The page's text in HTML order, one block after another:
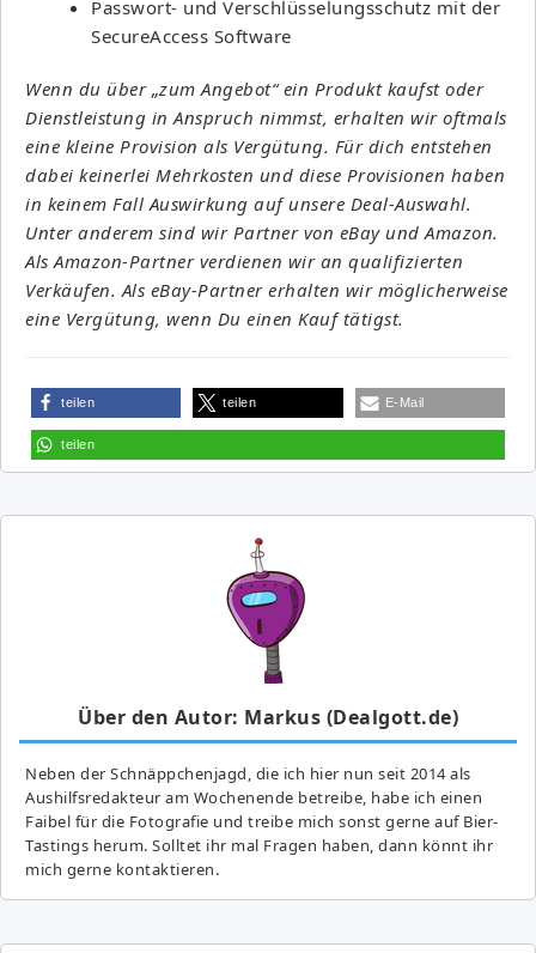
Passwort- und Verschlüsselungsschutz mit der
SecureAccess Software
Wenn du über „zum Angebot“ ein Produkt kaufst oder
Dienstleistung in Anspruch nimmst, erhalten wir oftmals
eine kleine Provision als Vergütung. Für dich entstehen
dabei keinerlei Mehrkosten und diese Provisionen haben
in keinem Fall Auswirkung auf unsere Deal-Auswahl.
Unter anderem sind wir Partner von eBay und Amazon.
Als Amazon-Partner verdienen wir an qualifizierten
Verkäufen. Als eBay-Partner erhalten wir möglicherweise
eine Vergütung, wenn Du einen Kauf tätigst.
teilen teilen E-Mail
teilen
Über den Autor: Markus (Dealgott.de)
Neben der Schnäppchenjagd, die ich hier nun seit 2014 als
Aushilfsredakteur am Wochenende betreibe, habe ich einen
Faibel für die Fotografie und treibe mich sonst gerne auf Bier-
Tastings herum. Solltet ihr mal Fragen haben, dann könnt ihr
mich gerne kontaktieren.